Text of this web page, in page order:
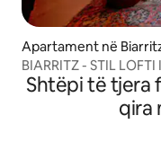
Apartament në
BIARRITZ - STIL LOFTI
Shtëpi të tjera
qira